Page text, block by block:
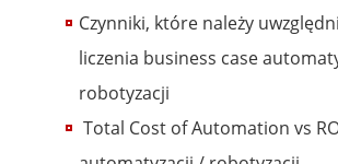
Czynniki, które należy
liczenia business case
robotyzacji
Total Cost of Automation vs